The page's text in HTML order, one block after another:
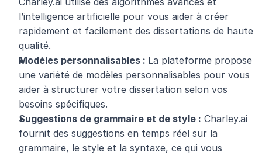
l’intelligence artificielle pour vous aider à créer
rapidement et facilement des dissertations de haute
qualité.
Modèles personnalisables : La plateforme propose
une variété de modèles personnalisables pour vous
aider à structurer votre dissertation selon vos
besoins spécifiques.
Suggestions de grammaire et de style : Charley.ai
fournit des suggestions en temps réel sur la
grammaire, le style et la syntaxe, ce qui vous